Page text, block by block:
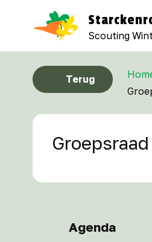
Scouting
Terug
Groepsraad
Agenda